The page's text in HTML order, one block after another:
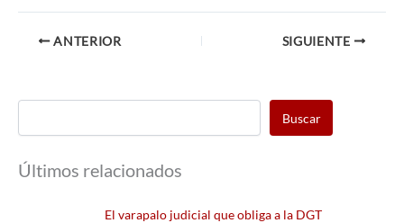
ANTERIOR SIGUIENTE
Buscar
Últimos relacionados
El varapalo judicial que obliga a la DGT